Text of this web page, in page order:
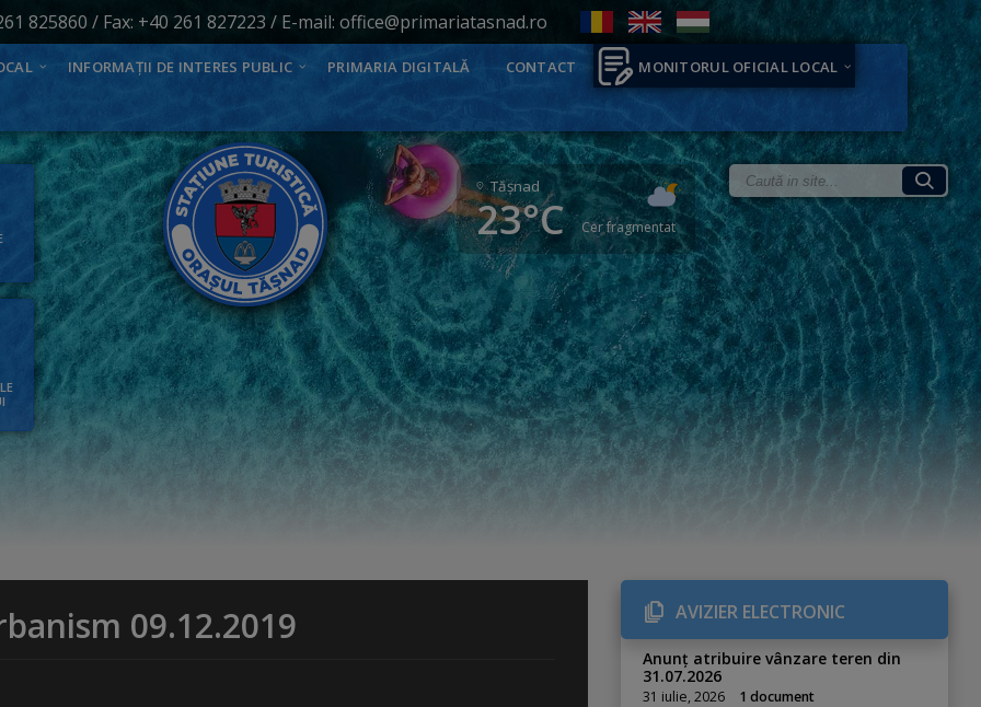
825860 / Fax: +40 261 827223 / E-mail: office@primariatasnad.ro
INFORMAȚII DE INTERES PUBLIC PRIMARIA DIGITALĂ CONTACT MONITORUL OFICIAL LOCAL
Tăşnad
23°C Cer fragmentat
09.12.2019 AVIZIER ELECTRONIC
Anunț atribuire vânzare teren din
31.07.2026
31 iulie, 2026 1 document